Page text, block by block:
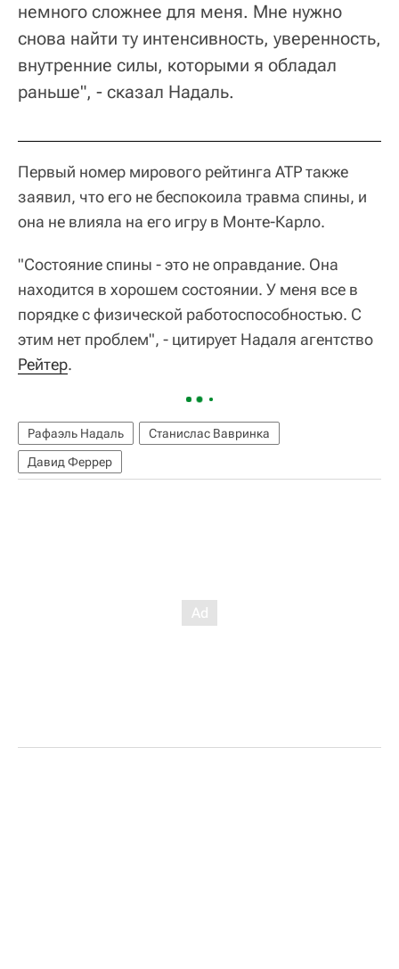
немного сложнее для меня. Мне нужно
снова найти ту интенсивность, уверенность,
внутренние силы, которыми я обладал
раньше", - сказал Надаль.
Первый номер мирового рейтинга ATP также
заявил, что его не беспокоила травма спины, и
она не влияла на его игру в Монте-Карло.
"Состояние спины - это не оправдание. Она
находится в хорошем состоянии. У меня все в
порядке с физической работоспособностью. С
этим нет проблем", - цитирует Надаля агентство
Рейтер.
Рафаэль Надаль
Станислас Вавринка
Давид Феррер